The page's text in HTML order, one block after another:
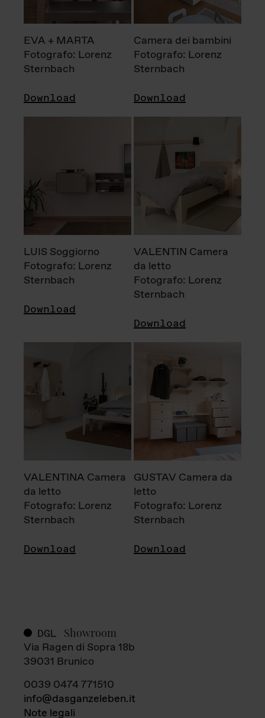
EVA + MARTA
Fotografo: Lorenz
Sternbach
Download
Camera dei bambini
Fotografo: Lorenz
Sternbach
Download
LUIS Soggiorno
Fotografo: Lorenz
Sternbach
Download
VALENTIN Camera
da letto
Fotografo: Lorenz
Sternbach
Download
VALENTINA Camera
da letto
Fotografo: Lorenz
Sternbach
Download
GUSTAV Camera da
letto
Fotografo: Lorenz
Sternbach
Download
DGL Showroom
Via Ragen di Sopra 18b
39031 Brunico
0039 0474 771510
info@dasganzeleben.it
Note legali